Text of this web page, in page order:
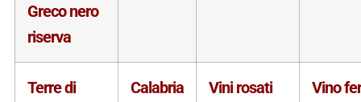
Greco nero
riserva
Terre di
Calabria Vini rosati Vino